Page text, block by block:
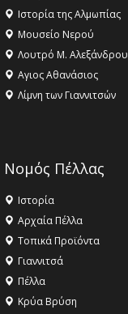
Ιστορία της Αλμωπίας
Μουσείο Νερού
Λουτρό Μ. Αλεξάνδρου
Αγιος Αθανάσιος
Λίμνη των Γιαννιτσών
Νομός Πέλλας
Ιστορία
Αρχαία Πέλλα
Τοπικά Προϊόντα
Γιαννιτσά
Πέλλα
Κρύα Βρύση